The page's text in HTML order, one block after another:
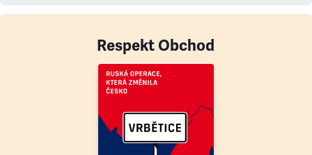
Respekt Obchod